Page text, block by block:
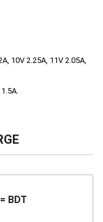
10V 2.25A, 11V 2.05A,
BDT